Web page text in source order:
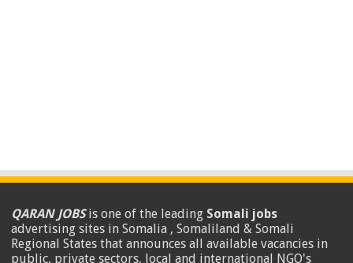
QARAN JOBSis one of the leading Somali jobs
advertising sites in Somalia , Somaliland & Somali
Regional States that announces all available vacancies in
public, private sectors, local and international NGO's